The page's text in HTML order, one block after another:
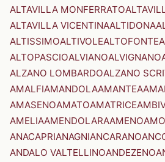
ALTAVILLA MONFERRATO
ALTAVILLA VICENTINAALTIDONA
ALTISSIMOALTIVOLEALTOFONTE
ALTOPASCIOALVIANOALVIGNANO
ALZANO LOMBARDOALZANO
AMALFIAMANDOLAAMANTEA
AMASENOAMATOAMATRICE
AMELIAAMENDOLARAAMENO
ANACAPRIANAGNIANCARANO
ANDALO VALTELLINOANDEZENO